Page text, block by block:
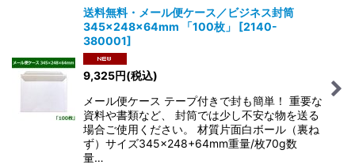
送料無料・メール便ケース／ビジネス封筒
345×248×64mm 「100枚」
[2140-
380001]
9,325円(税込)
メール便ケース テープ付きで封も簡単！ 重要な
資料や書類など、 封筒では少し不安な物を送る
場合ご使用ください。 材質片面白ボール（裏ね
ず）サイズ345×248+64mm重量/枚70g数
量…